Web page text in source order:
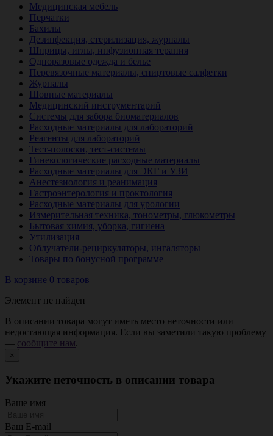
Медицинская мебель
Перчатки
Бахилы
Дезинфекция, стерилизация, журналы
Шприцы, иглы, инфузионная терапия
Одноразовые одежда и белье
Перевязочные материалы, спиртовые салфетки
Журналы
Шовные материалы
Медицинский инструментарий
Системы для забора биоматериалов
Расходные материалы для лабораторий
Реагенты для лабораторий
Тест-полоски, тест-системы
Гинекологические расходные материалы
Расходные материалы для ЭКГ и УЗИ
Анестезиология и реанимация
Гастроэнтерология и проктология
Расходные материалы для урологии
Измерительная техника, тонометры, глюкометры
Бытовая химия, уборка, гигиена
Утилизация
Облучатели-рециркуляторы, ингаляторы
Товары по бонусной программе
В корзине 0 товаров
Элемент не найден
В описании товара могут иметь место неточности или
недостающая информация. Если вы заметили такую проблему
— сообщите нам.
×
Укажите неточность в описании товара
Ваше имя
Ваш E-mail